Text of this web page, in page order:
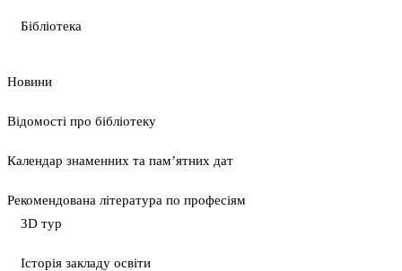
Бібліотека
Новини
Відомості про бібліотеку
Календар знаменних та пам’ятних дат
Рекомендована література по професіям
3D тур
Історія закладу освіти